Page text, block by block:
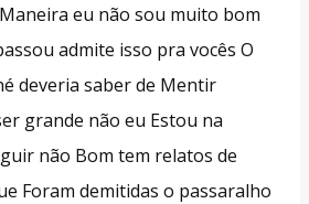
eu não sou muito bom
admite isso pra vocês O
deveria saber de Mentir
grande não eu Estou na
não Bom tem relatos de
Foram demitidas o passaralho